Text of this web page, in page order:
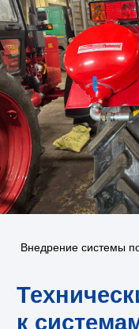
Внедрение системы